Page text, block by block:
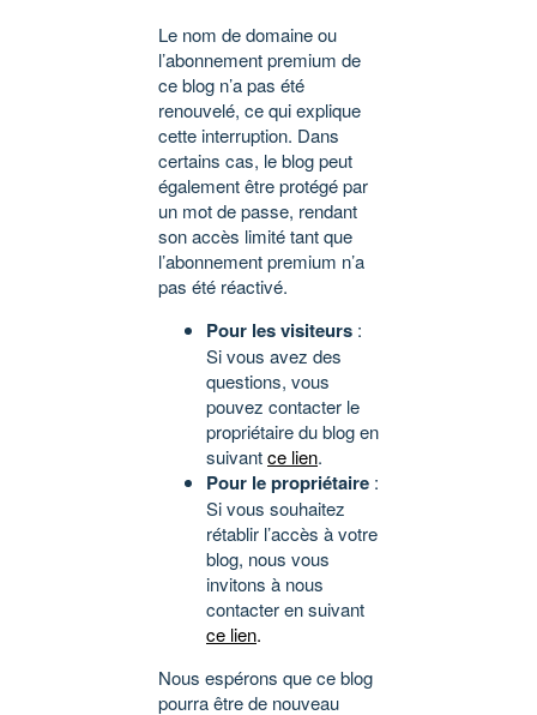
Le nom de domaine ou
l’abonnement premium de
ce blog n’a pas été
renouvelé, ce qui explique
cette interruption. Dans
certains cas, le blog peut
également être protégé par
un mot de passe, rendant
son accès limité tant que
l’abonnement premium n’a
pas été réactivé.
Pour les visiteurs :
Si vous avez des
questions, vous
pouvez contacter le
propriétaire du blog en
suivantce lien.
Pour le propriétaire :
Si vous souhaitez
rétablir l’accès à votre
blog, nous vous
invitons à nous
contacter en suivant
ce lien.
Nous espérons que ce blog
pourra être de nouveau